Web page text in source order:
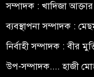
সম্পাদক : খাদিজা আক্তার
ব্যবস্থাপনা সম্পাদক :
নির্বাহী সম্পাদক : বীর
উপ-সম্পাদক.... হাজী